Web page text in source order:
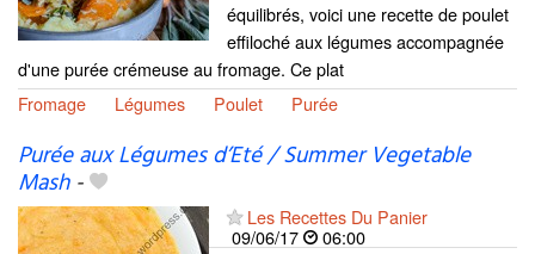
équilibrés, voici une recette de poulet
effiloché aux légumes accompagnée
d'une purée crémeuse au fromage. Ce plat
Fromage
Légumes Poulet Purée
Purée aux Légumes d’Eté / Summer Vegetable
Mash-
Les Recettes Du Panier
09/06/17
06:00